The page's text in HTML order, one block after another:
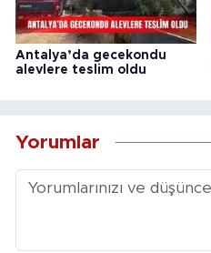
Antalya’da gecekondu
alevlere teslim oldu
Yorumlar